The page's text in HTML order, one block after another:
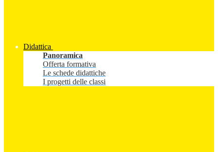
Didattica
Panoramica
Offerta formativa
Le schede didattiche
I progetti delle classi